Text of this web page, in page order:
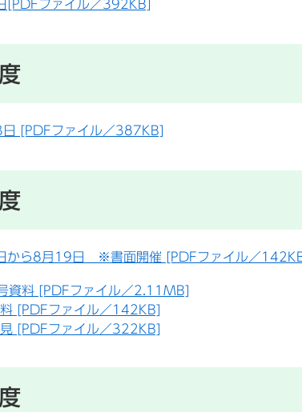
[PDFファイル／392KB]
[PDFファイル／387KB]
から8月19日 ※書面開催 [PDFファイル／
資料 [PDFファイル／2.11MB]
[PDFファイル／142KB]
[PDFファイル／322KB]